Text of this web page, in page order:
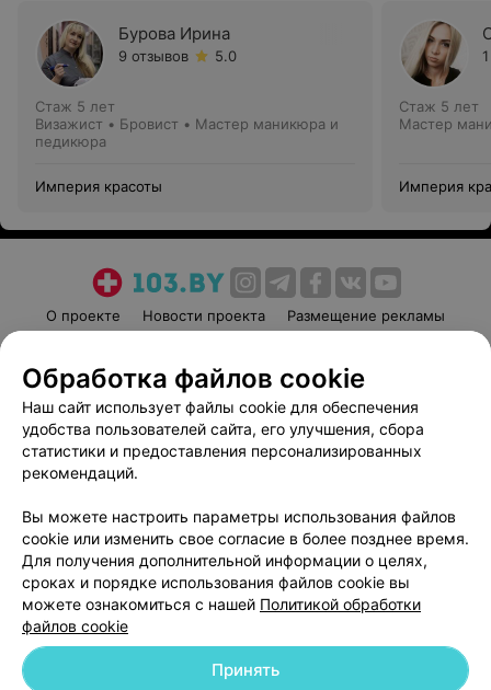
Бурова Ирина
9 отзывов 5.0
Стаж 5 лет
Визажист • Бровист • Мастер маникюра и
педикюра
Империя красоты
Стаж 5 лет
Мастер
Империя
О проекте Новости проекта
Размещение рекламы
Пользовательское соглашение
Способы оплаты
Вакансии
Партнеры
Написать руководителю 103.by
Обработка персональных данных
© 2026 ООО «Артокс Лаб», УНП 191700409 | 220012, Республика Беларусь,
Обработка файлов cookie
Наш сайт использует файлы cookie для обеспечения
удобства пользователей сайта, его улучшения, сбора
статистики и предоставления персонализированных
рекомендаций.
Вы можете настроить параметры использования файлов
cookie или изменить свое согласие в более позднее время.
Для получения дополнительной информации о целях,
сроках и порядке использования файлов cookie вы
можете ознакомиться с нашей Политикой обработки
файлов cookie
Принять